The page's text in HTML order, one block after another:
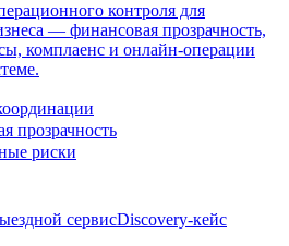
контроля для
— финансовая прозрачность,
комплаенс и онлайн-операции
прозрачность
риски
сервисDiscovery-кейс